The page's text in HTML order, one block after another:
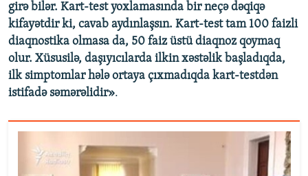
girə bilər. Kart-test yoxlamasında bir neçə dəqiqə
kifayətdir ki, cavab aydınlaşsın. Kart-test tam 100 faizli
diaqnostika olmasa da, 50 faiz üstü diaqnoz qoymaq
olur. Xüsusilə, daşıyıcılarda ilkin xəstəlik başladıqda,
ilk simptomlar hələ ortaya çıxmadıqda kart-testdən
istifadə səmərəlidir».